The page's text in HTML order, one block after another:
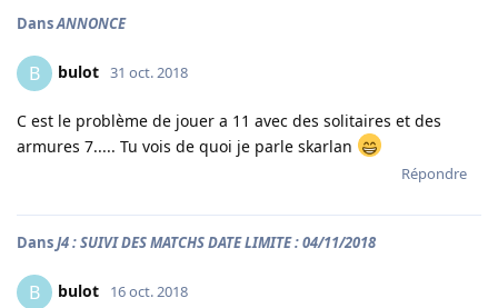
DansANNONCE
B bulot 31 oct. 2018
C est le problème de jouer a 11 avec des solitaires et des
armures 7..... Tu vois de quoi je parle skarlan
Répondre
DansJ4 : SUIVI DES MATCHS DATE LIMITE : 04/11/2018
B bulot 16 oct. 2018